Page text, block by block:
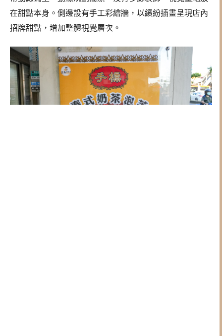
在甜點本身。側邊設有手工彩繪牆，以繽紛插畫呈現店內
招牌甜點，增加整體視覺層次。